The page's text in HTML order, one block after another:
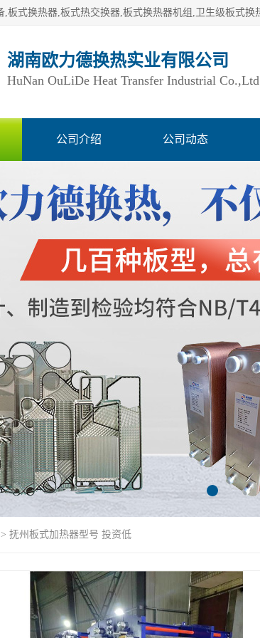
湖南欧力德换热实业有限公司
HuNan OuLiDe Heat Transfer Industrial Co.,Ltd
公司介绍 公司动态
> 抚州板式加热器型号 投资低